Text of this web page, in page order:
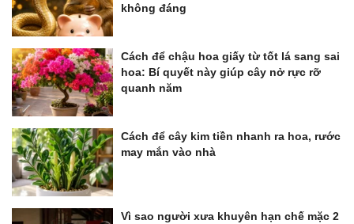
không đáng
Cách để chậu hoa giấy từ tốt lá sang sai
hoa: Bí quyết này giúp cây nở rực rỡ
quanh năm
Cách để cây kim tiền nhanh ra hoa, rước
may mắn vào nhà
Vì sao người xưa khuyên hạn chế mặc 2